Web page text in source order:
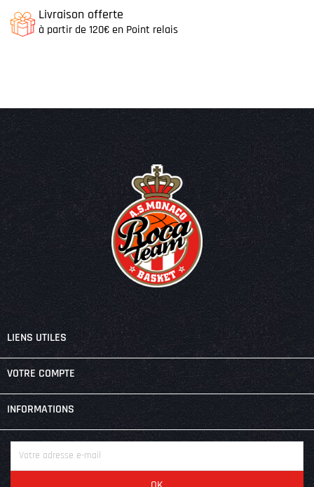
Livraison offerte
à partir de 120€ en Point relais
LIENS UTILES
VOTRE COMPTE 
INFORMATIONS